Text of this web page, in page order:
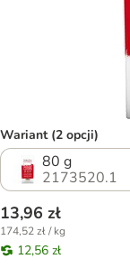
Wariant (2 opcji)
80 g
2173520.1
13,96 zł
174,52 zł / kg
12,56 zł